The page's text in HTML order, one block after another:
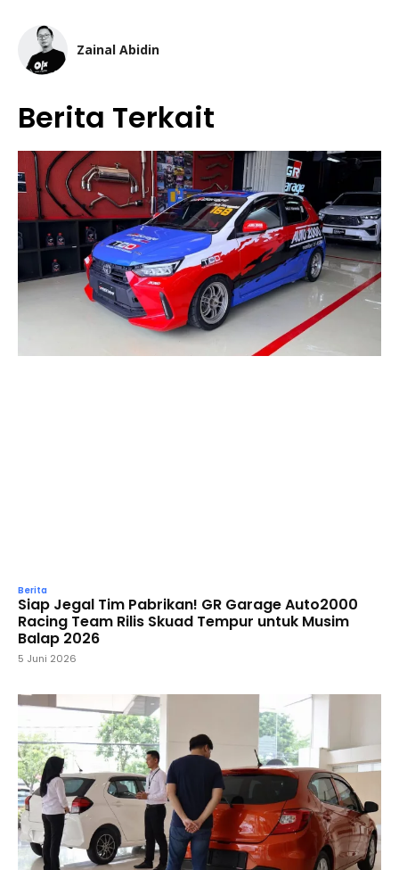
Zainal Abidin
Berita Terkait
Berita
Siap Jegal Tim Pabrikan! GR Garage Auto2000
Racing Team Rilis Skuad Tempur untuk Musim
Balap 2026
5 Juni 2026